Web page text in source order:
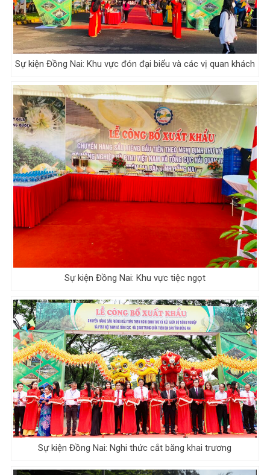
Sự kiện Đồng Nai: Khu vực đón đại biểu và các vị quan khách
Sự kiện Đồng Nai: Khu vực tiệc ngọt
Sự kiện Đồng Nai: Nghi thức cắt băng khai trương